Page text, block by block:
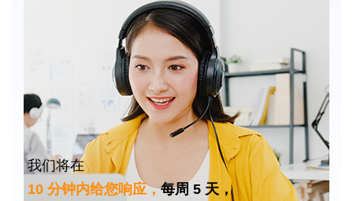
我们将在
10 分钟内给您响应，每周 5 天，